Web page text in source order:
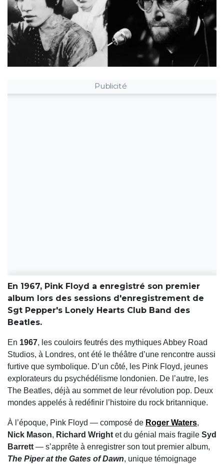
Publicité
En 1967, Pink Floyd a enregistré son premier
album lors des sessions d'enregistrement de
Sgt Pepper's Lonely Hearts Club Band des
Beatles.
En 1967, les couloirs feutrés des mythiquesAbbey Road
Studios, à Londres, ont été le théâtre d’une rencontre aussi
furtive que symbolique. D’un côté, les Pink Floyd, jeunes
explorateurs du psychédélisme londonien. De l’autre, les
The Beatles, déjà au sommet de leur révolution pop. Deux
mondes appelés à redéfinir l’histoire du rock britannique.
À l’époque, Pink Floyd — composé de Roger Waters,
Nick Mason, Richard Wright et du génial mais fragile Syd
Barrett — s’apprête à enregistrer son tout premier album,
The Piper at the Gates of Dawn, unique témoignage